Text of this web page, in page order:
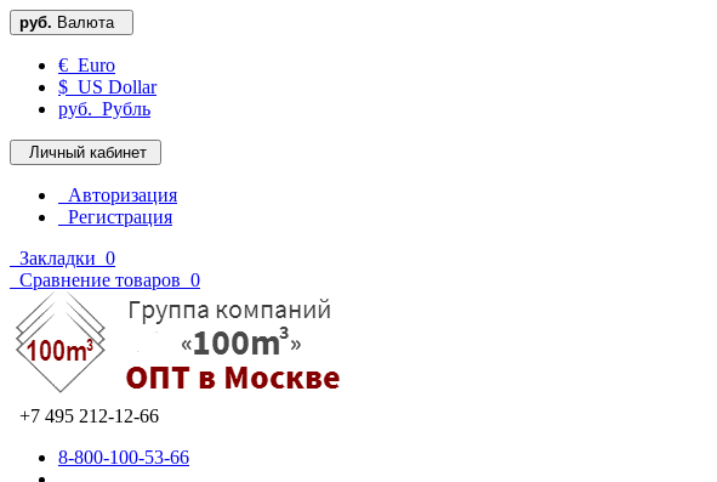
руб. Валюта
€ Euro
$ US Dollar
руб. Рубль
Личный кабинет
Авторизация
Регистрация
Закладки 0
Сравнение товаров 0
+7 495 212-12-66
8-800-100-53-66